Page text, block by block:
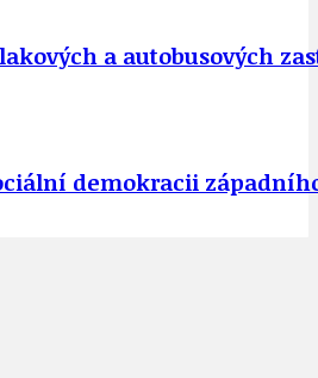
a autobusových
demokracii